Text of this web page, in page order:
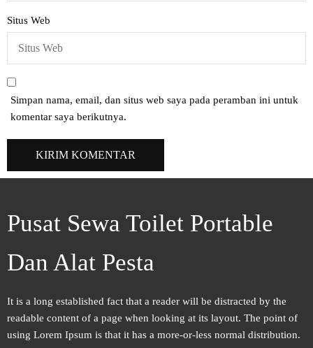
Situs Web
Simpan nama, email, dan situs web saya pada peramban ini untuk
komentar saya berikutnya.
Pusat Sewa Toilet Portable
Dan Alat Pesta
It is a long established fact that a reader will be distracted by the
readable content of a page when looking at its layout. The point of
using Lorem Ipsum is that it has a more-or-less normal distribution.